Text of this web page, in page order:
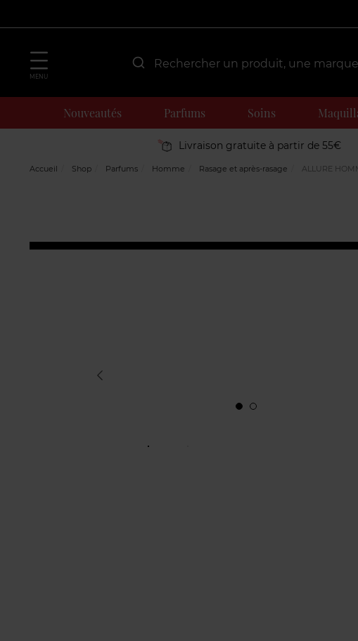
MENU
Nouveautés Parfums Soins
Livraison gratuite à partir de 55€
Accueil Shop Parfums Homme Rasage et après-rasage ALLURE